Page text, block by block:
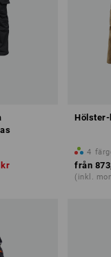
kr
4
från
(inkl.